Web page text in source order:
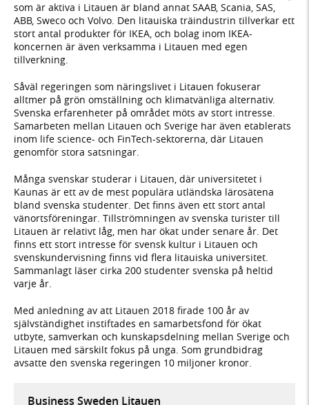
som är aktiva i Litauen är bland annat SAAB, Scania, SAS,
ABB, Sweco och Volvo. Den litauiska träindustrin tillverkar ett
stort antal produkter för IKEA, och bolag inom IKEA-
koncernen är även verksamma i Litauen med egen
tillverkning.
Såväl regeringen som näringslivet i Litauen fokuserar
alltmer på grön omställning och klimatvänliga alternativ.
Svenska erfarenheter på området möts av stort intresse.
Samarbeten mellan Litauen och Sverige har även etablerats
inom life science- och FinTech-sektorerna, där Litauen
genomför stora satsningar.
Många svenskar studerar i Litauen, där universitetet i
Kaunas är ett av de mest populära utländska lärosätena
bland svenska studenter. Det finns även ett stort antal
vänortsföreningar. Tillströmningen av svenska turister till
Litauen är relativt låg, men har ökat under senare år. Det
finns ett stort intresse för svensk kultur i Litauen och
svenskundervisning finns vid flera litauiska universitet.
Sammanlagt läser cirka 200 studenter svenska på heltid
varje år.
Med anledning av att Litauen 2018 firade 100 år av
självständighet instiftades en samarbetsfond för ökat
utbyte, samverkan och kunskapsdelning mellan Sverige och
Litauen med särskilt fokus på unga. Som grundbidrag
avsatte den svenska regeringen 10 miljoner kronor.
Business Sweden Litauen